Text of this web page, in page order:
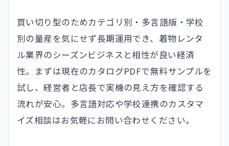
買い切り型のためカテゴリ別・多言語版・学校
別の量産を気にせず長期運用でき、着物レンタ
ル業界のシーズンビジネスと相性が良い経済
性。まずは現在のカタログPDFで無料サンプルを
試し、経営者と店長で実機の見え方を確認する
流れが安心。多言語対応や学校連携のカスタマ
イズ相談はお気軽にお問い合わせください。